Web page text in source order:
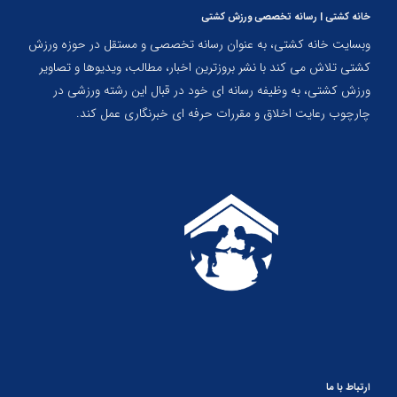
خانه کشتی | رسانه تخصصی ورزش کشتی
وبسایت خانه کشتی، به عنوان رسانه تخصصی و مستقل در حوزه ورزش
کشتی تلاش می کند با نشر بروزترین اخبار، مطالب، ویدیوها و تصاویر
ورزش کشتی، به وظیفه رسانه ای خود در قبال این رشته ورزشی در
چارچوب رعایت اخلاق و مقررات حرفه ای خبرنگاری عمل کند.
ارتباط با ما